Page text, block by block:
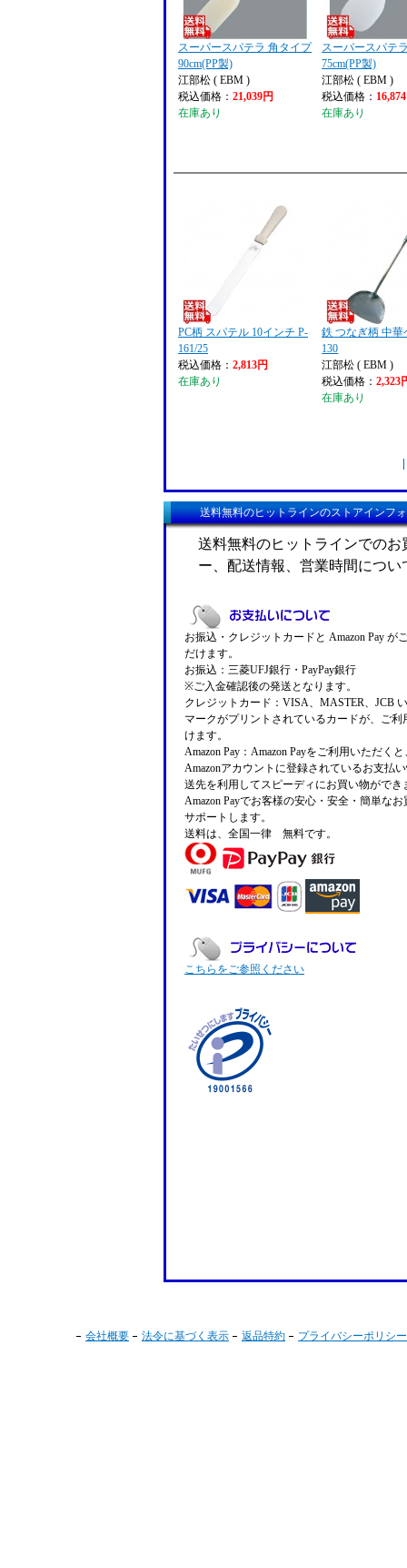
スーパースパテラ 角タイプ
90cm(PP製)
江部松 ( EBM )
税込価格： 21,039円
在庫あり
スーパースパテ
75cm(PP製)
江部松 ( EBM )
税込価格：
在庫あり
PC柄 スパテル 10インチ P-
161/25
税込価格： 2,813円
在庫あり
鉄 つなぎ柄 中華
130
江部松 ( EBM )
税込価格：2,323
在庫あり
送料無料のヒットラインのストアインフ
送料無料のヒットラインでの
ー、配送情報、営業時間につ
お振込・クレジットカードと Amazon Pay が
だけます。
お振込：三菱UFJ銀行・PayPay銀行
※ご入金確認後の発送となります。
クレジットカード：VISA、MASTER、JCB
マークがプリントされているカードが、ご利
けます。
Amazon Pay：Amazon Payをご利用いただく
Amazonアカウントに登録されているお支払
送先を利用してスピーディにお買い物ができ
Amazon Payでお客様の安心・安全・簡単な
サポートします。
送料は、全国一律 無料です。
こちらをご参照ください
会社概要 法令に基づく表示 返品特約 プライバシーポリシー